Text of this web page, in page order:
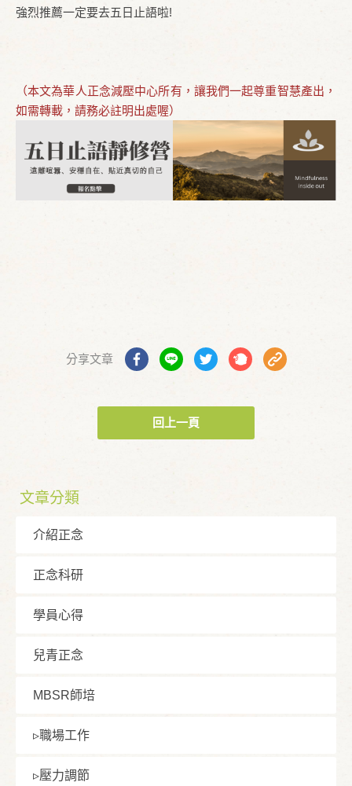
強烈推薦一定要去五日止語啦!
（本文為華人正念減壓中心所有，讓我們一起尊重智慧產出，
如需轉載，請務必註明出處喔）
分享文章
回上一頁
文章分類
介紹正念
正念科研
學員⼼得
兒青正念
MBSR師培
▹職場⼯作
▹壓⼒調節